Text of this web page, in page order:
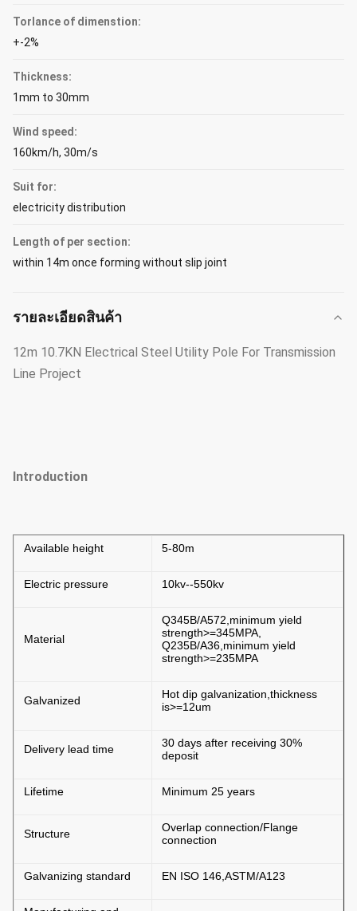
Torlance of dimenstion:
+-2%
Thickness:
1mm to 30mm
Wind speed:
160km/h, 30m/s
Suit for:
electricity distribution
Length of per section:
within 14m once forming without slip joint
รายละเอียดสินค้า
12m 10.7KN Electrical Steel Utility Pole For Transmission
Line Project
Introduction
Available height 5-80m
Electric pressure 10kv--550kv
Material
Q345B/A572,minimum yield
strength>=345MPA,
Q235B/A36,minimum yield
strength>=235MPA
Galvanized
Hot dip galvanization,thickness
is>=12um
Delivery lead time
30 days after receiving 30%
deposit
Lifetime Minimum 25 years
Structure
Overlap connection/Flange
connection
Galvanizing standard EN ISO 146,ASTM/A123